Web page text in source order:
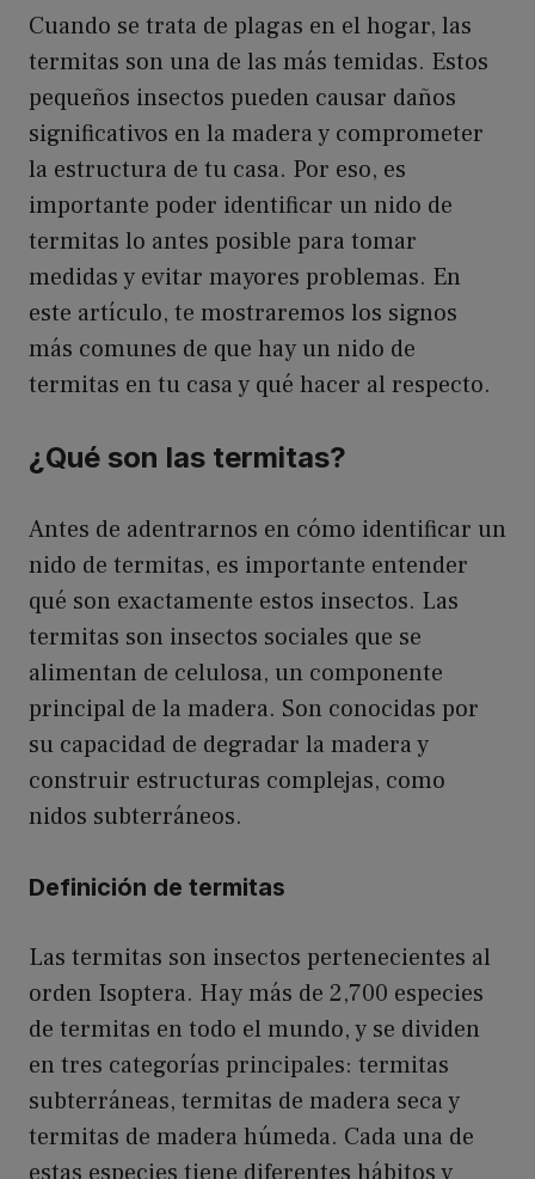
Cuando se trata de plagas en el hogar, las
termitas son una de las más temidas. Estos
pequeños insectos pueden causar daños
significativos en la madera y comprometer
la estructura de tu casa. Por eso, es
importante poder identificar un nido de
termitas lo antes posible para tomar
medidas y evitar mayores problemas. En
este artículo, te mostraremos los signos
más comunes de que hay un nido de
termitas en tu casa y qué hacer al respecto.
¿Qué son las termitas?
Antes de adentrarnos en cómo identificar un
nido de termitas, es importante entender
qué son exactamente estos insectos. Las
termitas son insectos sociales que se
alimentan de celulosa, un componente
principal de la madera. Son conocidas por
su capacidad de degradar la madera y
construir estructuras complejas, como
nidos subterráneos.
Definición de termitas
Las termitas son insectos pertenecientes al
orden Isoptera. Hay más de 2,700 especies
de termitas en todo el mundo, y se dividen
en tres categorías principales: termitas
subterráneas, termitas de madera seca y
termitas de madera húmeda. Cada una de